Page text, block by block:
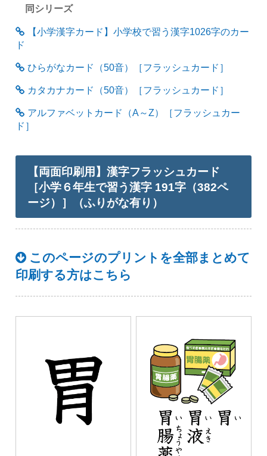
同シリーズ
【小学漢字カード】小学校で習う漢字1026字のカー
ド
ひらがなカード（50音）［フラッシュカード］
カタカナカード（50音）［フラッシュカード］
アルファベットカード（A～Z）［フラッシュカー
ド］
【両面印刷用】漢字フラッシュカード
［小学６年生で習う漢字 191字（382ペ
ージ）］（ふりがな有り）
このページのプリントを全部まとめて
印刷する方はこちら